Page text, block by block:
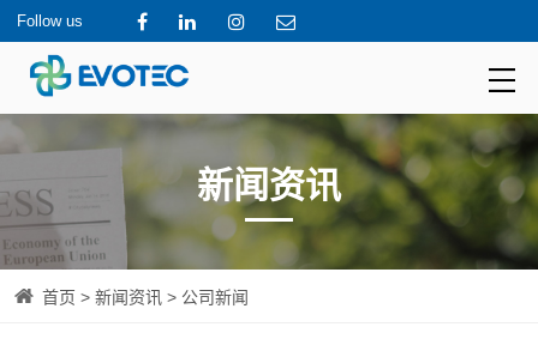
Follow us
新闻资讯
首页 > 新闻资讯 > 公司新闻